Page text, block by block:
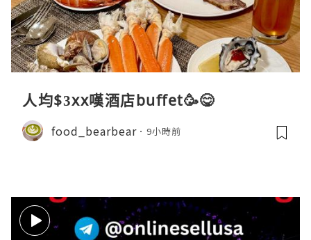
人均$3xx嘆酒店buffet🥳😋
food_bearbear 9小時前